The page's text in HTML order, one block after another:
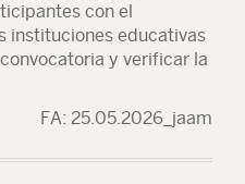
con el
instituciones educativas
y verificar la
FA: 25.05.2026_jaam